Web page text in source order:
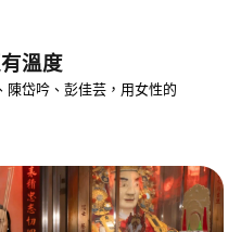
溫度
岱吟、彭佳芸，用女性的